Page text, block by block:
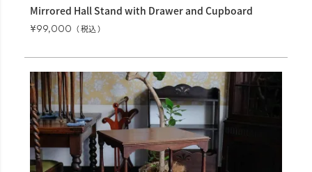
Mirrored Hall Stand with Drawer and Cupboard
¥99,000 税込